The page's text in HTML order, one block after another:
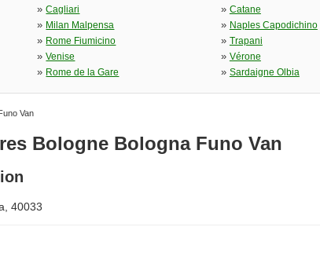
»Cagliari » Catane
» Milan Malpensa » Naples Capodichino
» Rome Fiumicino » Trapani
»Venise » Vérone
» Rome de la Gare » Sardaigne Olbia
Van
Bologne Bologna Funo Van
40033